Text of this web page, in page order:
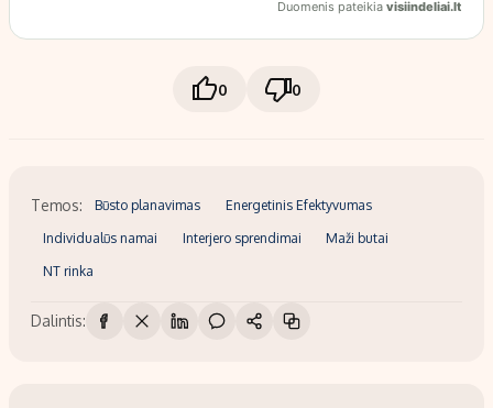
0 0
Temos: Būsto planavimas Energetinis Efektyvumas
Individualūs namai Interjero sprendimai Maži butai
NT rinka
Dalintis: